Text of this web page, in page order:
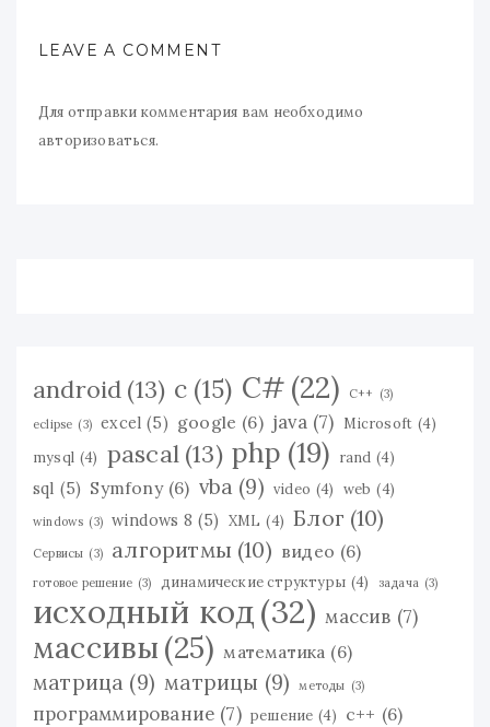
LEAVE A COMMENT
Для отправки комментария вам необходимо
авторизоваться.
android (13) c (15) C# (22) C++ (3)
eclipse (3) excel (5) google (6) java (7) Microsoft (4)
mysql (4) pascal (13) php (19) rand (4)
sql (5) Symfony (6) vba (9) video (4) web (4)
windows (3) windows 8 (5) XML (4) Блог (10)
Сервисы (3) алгоритмы (10) видео (6)
готовое решение (3) динамические структуры (4) задача (3)
исходный код(32) массив (7)
массивы (25) математика (6)
матрица (9) матрицы (9) методы (3)
программирование (7) решение (4) с++ (6)